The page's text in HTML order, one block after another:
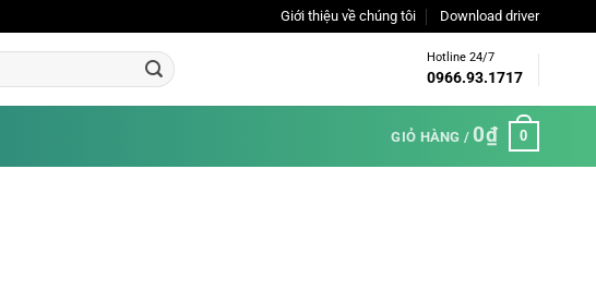
Giới thiệu về chúng tôi Download driver
Hotline 24/7
0966.93.1717
GIỎ HÀNG / 0₫ 0